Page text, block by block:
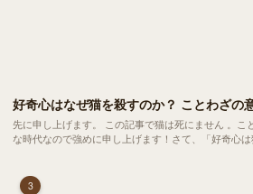
好奇心はなぜ猫を殺すのか？ ことわざの
先に申し上げます。 この記事で猫は死にません 。ことわざの話です！ センシティブ
な時代なので強めに申し上げます！さて、「好奇心は
3